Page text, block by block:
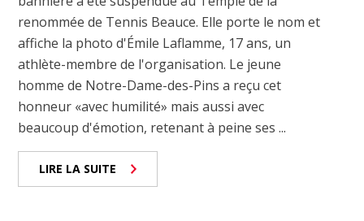
renommée de Tennis Beauce. Elle porte le nom et
affiche la photo d'Émile Laflamme, 17 ans, un
athlète-membre de l'organisation. Le jeune
homme de Notre-Dame-des-Pins a reçu cet
honneur «avec humilité» mais aussi avec
beaucoup d'émotion, retenant à peine ses ...
LIRE LA SUITE